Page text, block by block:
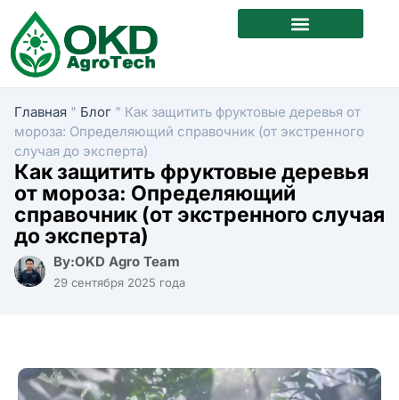
Главная " Блог " Как защитить фруктовые деревья от
мороза: Определяющий справочник (от экстренного
случая до эксперта)
Как защитить фруктовые деревья
от мороза: Определяющий
справочник (от экстренного случая
до эксперта)
By:OKD Agro Team
29 сентября 2025 года